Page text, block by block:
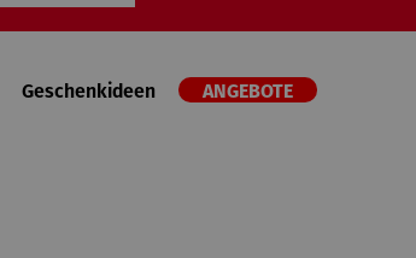
Geschenkideen ANGEBOTE